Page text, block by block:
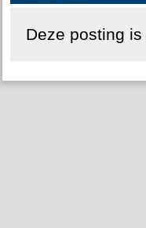
Deze posting is